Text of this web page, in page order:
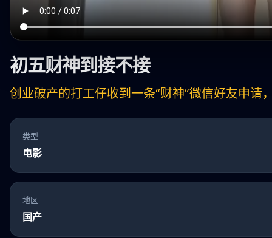
初五财神到接不接
创业破产的打工仔收到一条“财神”微信好友申请
类型
电影
地区
国产